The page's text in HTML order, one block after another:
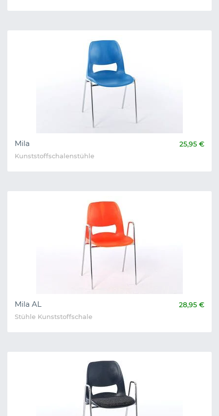
Mila 25,95 €
Kunststoffschalenstühle
Mila AL 28,95 €
Stühle Kunststoffschale